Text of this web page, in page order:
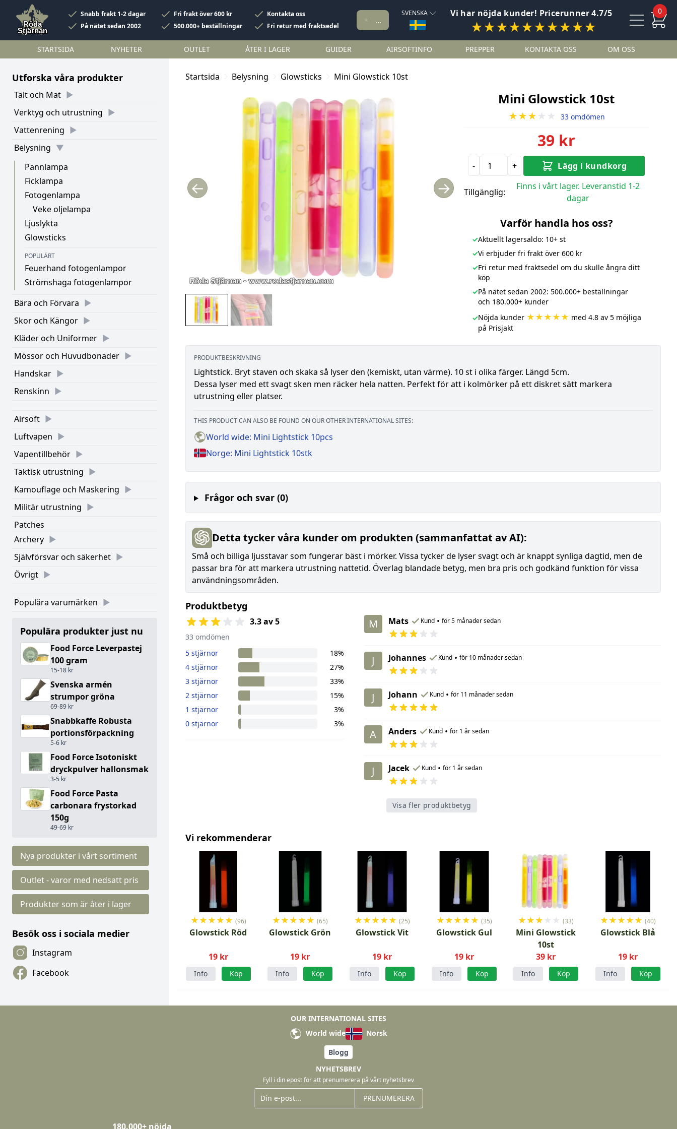
Snabb frakt 1-2 dagar Fri frakt över 600 kr
Kontakta oss
På nätet sedan 2002
500.000+ beställningar Fri retur med fraktsedel
SVENSKA Vi har nöjda kunder! Pricerunner 4.7/5
★★★★★★★★★★
0
STARTSIDA NYHETER OUTLET ÅTER I LAGER GUIDER AIRSOFTINFO PREPPER KONTAKTA OSS OM OSS
Utforska våra produkter
Tält och Mat
Verktyg och utrustning
Vattenrening
Belysning
Pannlampa
Ficklampa
Fotogenlampa
Veke oljelampa
Ljuslykta
Glowsticks
POPULÄRT
Feuerhand fotogenlampor
Strömshaga fotogenlampor
Bära och Förvara
Skor och Kängor
Kläder och Uniformer
Mössor och Huvudbonader
Handskar
Renskinn
Airsoft
Luftvapen
Vapentillbehör
Taktisk utrustning
Kamouflage och Maskering
Militär utrustning
Patches
Archery
Självförsvar och säkerhet
Övrigt
Populära varumärken
Populära produkter just nu
Food Force Leverpastej
100 gram
15-18 kr
Svenska armén
strumpor gröna
69-89 kr
Snabbkaffe Robusta
portionsförpackning
5-6 kr
Food Force Isotoniskt
dryckpulver hallonsmak
3-5 kr
Food Force Pasta
carbonara frystorkad
150g
49-69 kr
Nya produkter i vårt sortiment
Outlet - varor med nedsatt pris
Produkter som är åter i lager
Besök oss i sociala medier
Instagram
Facebook
Startsida Belysning Glowsticks Mini Glowstick 10st
← →
Mini Glowstick 10st
★★★ ★★ 33 omdömen
39 kr
- + Lägg i kundkorg
Tillgänglig:
Finns i vårt lager. Leveranstid 1-2
dagar
Varför handla hos oss?
✓Aktuellt lagersaldo: 10+ st
✓Vi erbjuder fri frakt över 600 kr
✓Fri retur med fraktsedel om du skulle ångra ditt
köp
✓På nätet sedan 2002: 500.000+ beställningar
och 180.000+ kunder
✓Nöjda kunder ★★★★★ med 4.8 av 5 möjliga
på Prisjakt
PRODUKTBESKRIVNING
Lightstick. Bryt staven och skaka så lyser den (kemiskt, utan värme). 10 st i olika färger. Längd 5cm.
Dessa lyser med ett svagt sken men räcker hela natten. Perfekt för att i kolmörker på ett diskret sätt markera
utrustning eller platser.
THIS PRODUCT CAN ALSO BE FOUND ON OUR OTHER INTERNATIONAL SITES:
World wide: Mini Lightstick 10pcs
Norge: Mini Lightstick 10stk
Frågor och svar (0)
Detta tycker våra kunder om produkten (sammanfattat av AI):
Små och billiga ljusstavar som fungerar bäst i mörker. Vissa tycker de lyser svagt och är knappt synliga dagtid, men de
passar bra för att markera utrustning nattetid. Överlag blandade betyg, men bra pris och godkänd funktion för vissa
användningsområden.
Produktbetyg
3.3 av 5
33 omdömen
5 stjärnor
18%
4 stjärnor
27%
3 stjärnor
33%
2 stjärnor
15%
1 stjärnor
3%
0 stjärnor
3%
M Mats Kund • för 5 månader sedan
J Johannes Kund • för 10 månader sedan
J Johann Kund • för 11 månader sedan
A Anders Kund • för 1 år sedan
J Jacek Kund • för 1 år sedan
Visa fler produktbetyg
Vi rekommenderar
★★★★★ (96)
Glowstick Röd
19 kr
Info Köp
★★★★★ (65)
Glowstick Grön
19 kr
Info Köp
★★★★★ (25)
Glowstick Vit
19 kr
Info Köp
★★★★★ (35)
Glowstick Gul
19 kr
Info Köp
★★★ ★ ★ (33)
Mini Glowstick
10st
39 kr
Info Köp
★★★★★ (40)
Glowstick Blå
19 kr
Info Köp
OUR INTERNATIONAL SITES
World wide
Norsk
Blogg
NYHETSBREV
Fyll i din epost för att prenumerera på vårt nyhetsbrev
PRENUMERERA
180.000+ nöjda